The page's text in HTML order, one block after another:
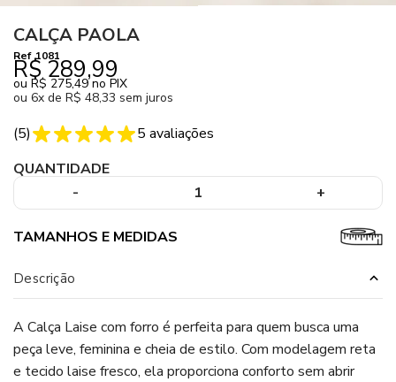
CALÇA PAOLA
Ref 1081
R$ 289,99
ou R$ 275,49no PIX
ou 6x de R$ 48,33 sem juros
(5) 5 avaliações
QUANTIDADE
-
1 +
TAMANHOS E MEDIDAS
Descrição
A Calça Laise com forro é perfeita para quem busca uma
peça leve, feminina e cheia de estilo. Com modelagem reta
e tecido laise fresco, ela proporciona conforto sem abrir